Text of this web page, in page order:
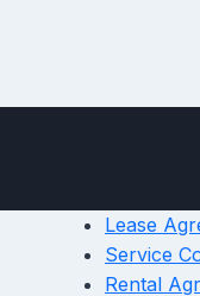
Lease
Service
Rental